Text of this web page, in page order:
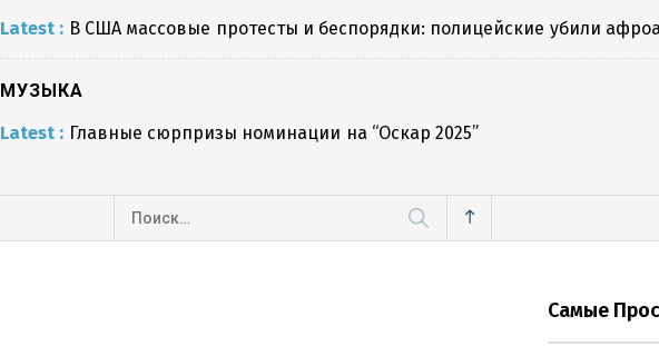
Latest : В США массовые протесты и беспорядки: полицейские убили
МУЗЫКА
Latest : Главные сюрпризы номинации на “Оскар 2025”
Найти:
Самые